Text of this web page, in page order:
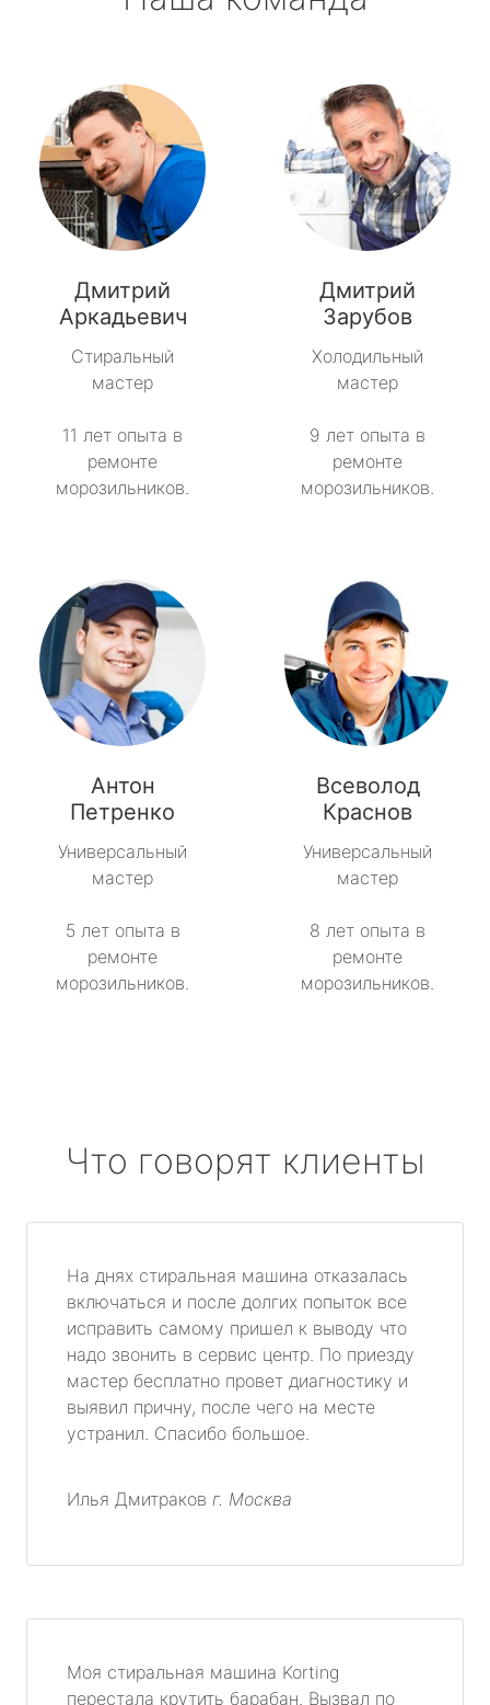
Дмитрий
Аркадьевич
Стиральный
мастер
11 лет опыта в
ремонте
морозильников.
Дмитрий
Зарубов
Холодильный
мастер
9 лет опыта в
ремонте
морозильников.
Антон
Петренко
Универсальный
мастер
5 лет опыта в
ремонте
морозильников.
Всеволод
Краснов
Универсальный
мастер
8 лет опыта в
ремонте
морозильников.
Что говорят клиенты
На днях стиральная машина отказалась
включаться и после долгих попыток все
исправить самому пришел к выводу что
надо звонить в сервис центр. По приезду
мастер бесплатно провет диагностику и
выявил причну, после чего на месте
устранил. Спасибо большое.
Илья Дмитраков г. Москва
Моя стиральная машина Korting
перестала крутить барабан. Вызвал по